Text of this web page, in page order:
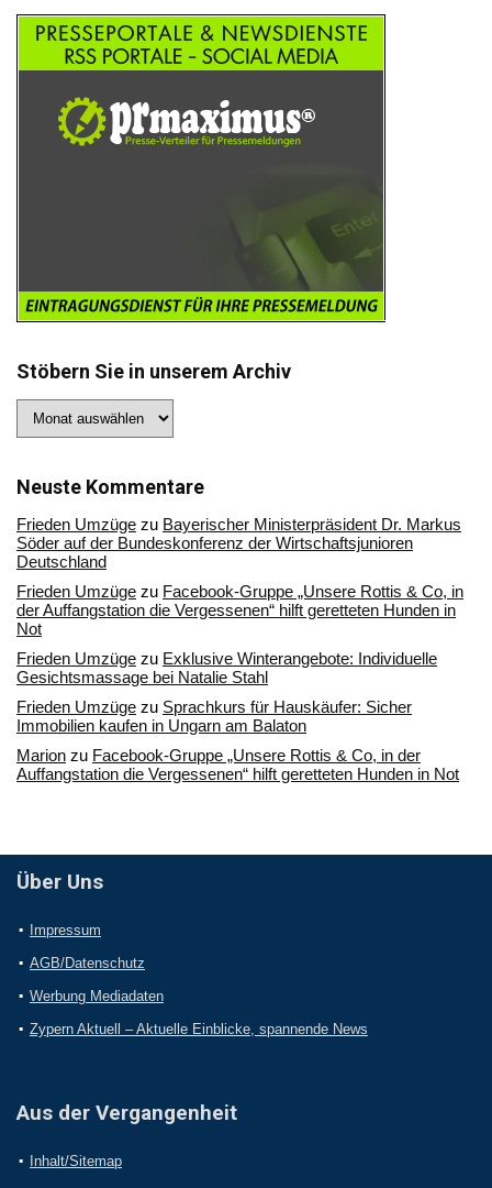
Stöbern Sie in unserem Archiv
Sie
Archiv
Neuste Kommentare
Frieden Umzüge zu Bayerischer Ministerpräsident Dr. Markus
Söder auf der Bundeskonferenz der Wirtschaftsjunioren
Deutschland
Frieden Umzüge zu Facebook-Gruppe „Unsere Rottis & Co, in
der Auffangstation die Vergessenen“ hilft geretteten Hunden in
Not
Frieden Umzüge zu Exklusive Winterangebote: Individuelle
Gesichtsmassage bei Natalie Stahl
Frieden Umzüge zu Sprachkurs für Hauskäufer: Sicher
Immobilien kaufen in Ungarn am Balaton
Marion zu Facebook-Gruppe „Unsere Rottis & Co, in der
Auffangstation die Vergessenen“ hilft geretteten Hunden in Not
Über Uns
Impressum
AGB/Datenschutz
Werbung Mediadaten
Zypern Aktuell – Aktuelle Einblicke, spannende News
Aus der Vergangenheit
Inhalt/Sitemap